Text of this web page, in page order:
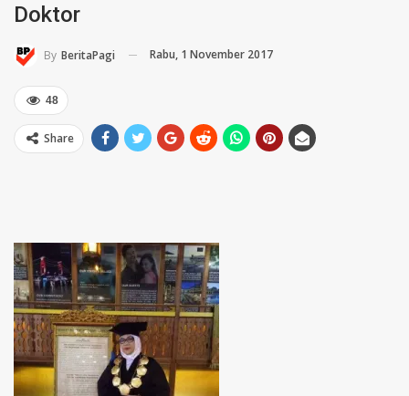
Doktor
By BeritaPagi Rabu, 1 November 2017
48
Share